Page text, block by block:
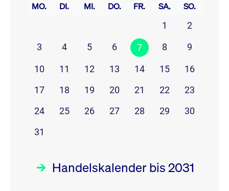
MO. DI. MI. DO. FR. SA. SO.
1
2
3
4 5 6 7 8 9
10 11 12 13 14 15
16
17
18 19 20 21 22
23
24
25 26 27 28 29
30
31
Handelskalender bis 2031